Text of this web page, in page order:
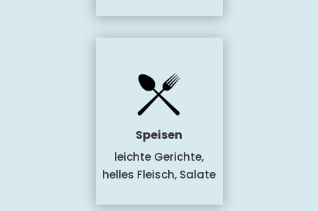
Speisen
leichte Gerichte,
helles Fleisch, Salate